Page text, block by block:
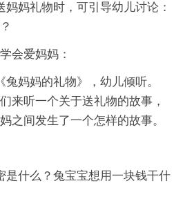
妈妈礼物时，可引导幼儿讨论：
会爱妈妈：
妈妈的礼物》，幼儿倾听。
来听一个关于送礼物的故事，
之间发生了一个怎样的故事。
是什么？兔宝宝想用一块钱干什